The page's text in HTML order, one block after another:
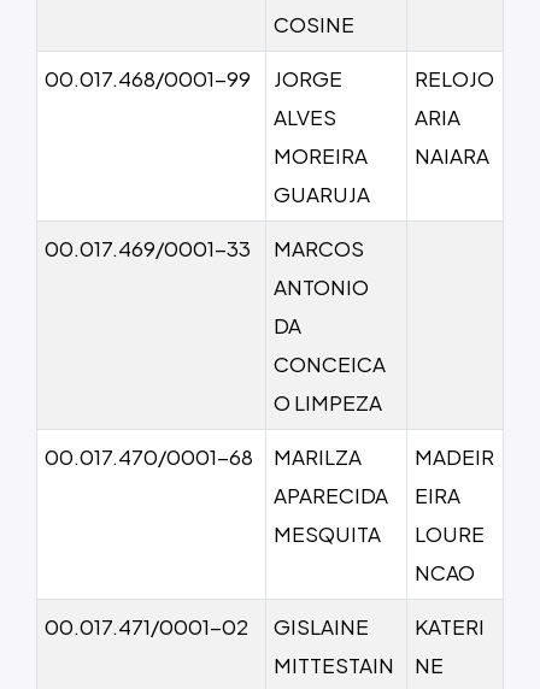
COSINE
00.017.468/0001-99
JORGE
ALVES
MOREIRA
GUARUJA
RELOJO
ARIA
NAIARA
00.017.469/0001-33
MARCOS
ANTONIO
DA
CONCEICA
O LIMPEZA
00.017.470/0001-68
MARILZA
APARECIDA
MESQUITA
MADEIR
EIRA
LOURE
NCAO
00.017.471/0001-02
GISLAINE
MITTESTAIN
KATERI
NE